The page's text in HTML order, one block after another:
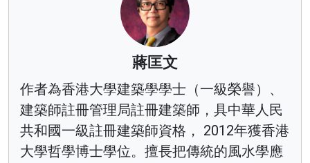
蔣匡文
作者為香港大學建築學學士（一級榮譽）、
建築師註冊管理局註冊建築師，具中華人民
共和國一級註冊建築師資格， 2012年獲香港
大學哲學博士學位。擅長把傳統的風水學應